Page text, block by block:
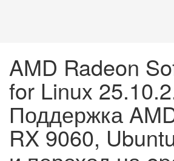
AMD Radeon
for Linux
Поддержка
RX 9060,